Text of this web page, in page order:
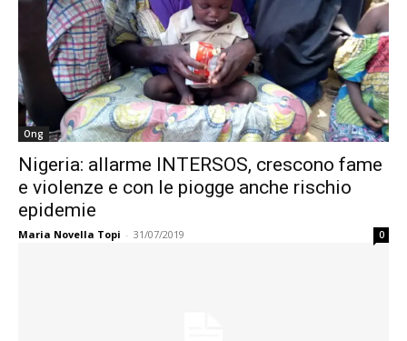
Ong
Nigeria: allarme INTERSOS, crescono fame
e violenze e con le piogge anche rischio
epidemie
Maria Novella Topi - 31/07/2019 0